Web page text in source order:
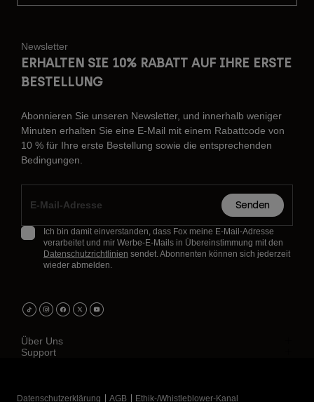
Newsletter
ERHALTEN SIE 10% RABATT AUF IHRE ERSTE
BESTELLUNG
Abonnieren Sie unseren Newsletter, und innerhalb weniger
Minuten erhalten Sie eine E-Mail mit einem Rabattcode von
10 % für Ihre erste Bestellung sowie die entsprechenden
Bedingungen.
Senden
Ich bin damit einverstanden, dass Fox meine E-Mail-Adresse
verarbeitet und mir Werbe-E-Mails in Übereinstimmung mit den
Datenschutzrichtlinien sendet. Abonnenten können sich jederzeit
wieder abmelden.
Über Uns
Support
Datenschutzerklärung AGB Ethik-/Whistleblower-Kanal